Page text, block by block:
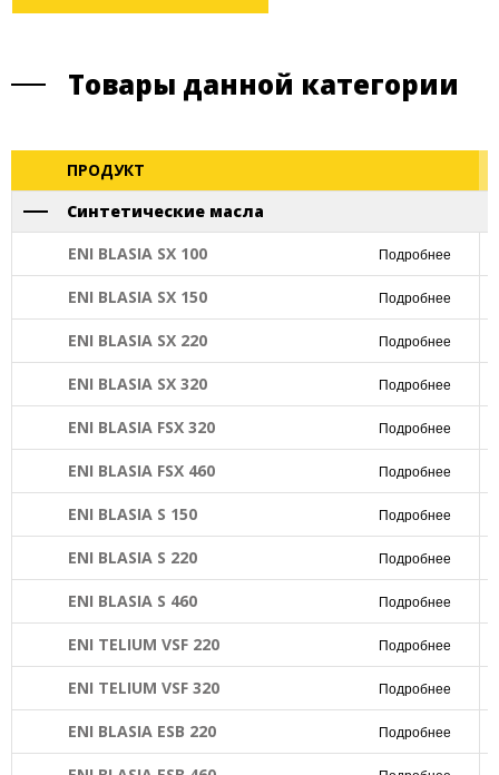
Товары данной категории
ПРОДУКТ
Синтетические масла
ENI BLASIA SX 100
Подробнее
ENI BLASIA SX 150 Подробнее
ENI BLASIA SX 220 Подробнее
ENI BLASIA SX 320 Подробнее
ENI BLASIA FSX 320 Подробнее
ENI BLASIA FSX 460 Подробнее
ENI BLASIA S 150 Подробнее
ENI BLASIA S 220 Подробнее
ENI BLASIA S 460 Подробнее
ENI TELIUM VSF 220 Подробнее
ENI TELIUM VSF 320 Подробнее
ENI BLASIA ESB 220 Подробнее